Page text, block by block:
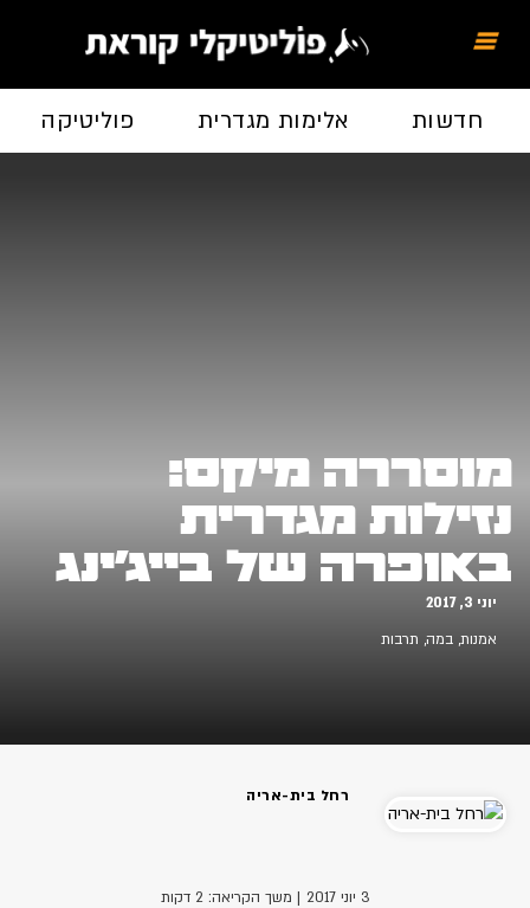
חדשות אלימות מגדרית פוליטיקה
מוסררה מיקס:
נזילות מגדרית
באופרה של בייג'ינג
יוני 3, 2017
אמנות, במה, תרבות
רחל בית-אריה
3 יוני 2017 | משך הקריאה: 2 דקות